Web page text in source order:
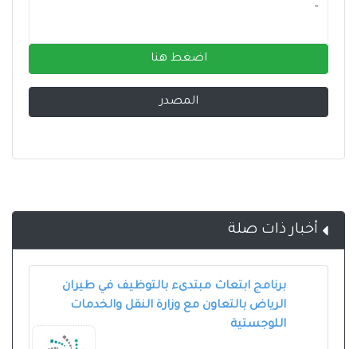
- ‏
اضغط هنا
المصدر
أخبار ذات صلة
برنامج ابتعاث مبتدىء بالتوظيف في طيران
الرياض بالتعاون مع وزارة النقل والخدمات
اللوجستية